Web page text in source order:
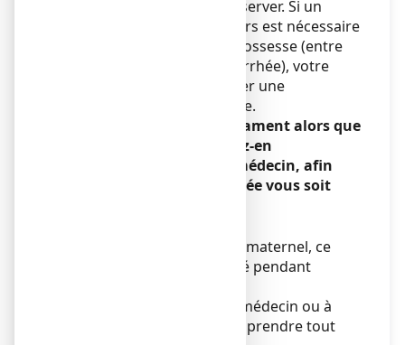
du canal artériel) peut s’observer. Si un
traitement de plusieurs jours est nécessaire
mois de grossesse (entre
20 et 24 semaines d’aménorrhée), votre
médecin peut recommander une
surveillance supplémentaire.
Si vous avez pris ce médicament alors que
vous étiez enceinte, parlez-en
immédiatement à votre médecin, afin
qu’une surveillance adaptée vous soit
L’aspirine passe dans le lait maternel, ce
médicament est déconseillé pendant
Demandez conseil à votre médecin ou à
votre pharmacien avant de prendre tout